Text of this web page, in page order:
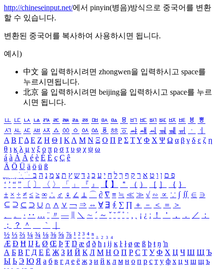
http://chineseinput.net/에서 pinyin(병음)방식으로 중국어를 변환
할 수 있습니다.
변환된 중국어를 복사하여 사용하시면 됩니다.
예시)
中文 을 입력하시려면 zhongwen을 입력하시고 space를
누르시면됩니다.
北京 을 입력하시려면 beijing을 입력하시고 space를 누르
시면 됩니다.
ㅥ ㅦ ㅧ ㅨ ㅩ ㅪ ㅫ ㅬ ㅭ ㅮ ㅯ ㅰ ㅱ ㅲ ㅳ ㅴ ㅵ ㅶ ㅷ ㅸ
ㅹ
ㅺ ㅻ ㅼ ㅽ ㅾ ㅿ ㆀ ㆁ ㆂ ㆃ ㆄ ㆅ ㆆ ㆇ ㆈ ㆉ ㆊ ㆋ ㆌ ㆍ
ㆎ
Α Β ΓΔ Ε Ζ Η Θ Ι ΚΛ Μ Ν Ξ Ο Π Ρ Σ ΤΥ Φ Χ Ψ Ω α β γ δ ε ζ η
θ ι κ λ μ ν ξ ο π ρ σ τ υ φ χ ψ ω
á à Á À é è É È ç Ç ê
Ä Ö Ü ä ö ü ß
ִֶֹ ֻּ ׁׂ פ ם ן ו ט א ר ק ף ך ל ח י ע כ ג ד ש ץ ת צ מ נ ה ב
‘ ’ “ ” 〔 〕 〈 〉 「 」 『 』 【 】 ＂ （ ） ［ ］ ｛ ｝
± × ÷ ≠ ≤ ≥ ∞ ∴ ♂ ♀ ∠ ⊥ ⌒ ∂ ∇ ≡ ≒ ≪ ≫ √ ∽ ∝ ∵ ∫ ∬ ∈ ∋
⊆ ⊇ ⊂ ⊃ ∪ ∩ ∧ ∨ ￢ ⇒ ⇔ ∀ ∃ ∮ ∑ ∏ ＋ － ＜ ＝
＞
、
。 · ‥ … ¨ 〃 ― ＼ ∼ ´ ～ ˇ ˘ ˝ ˚ ˙ ¸ ¡ ¿ ː ！ ＇ ， ． ／
：
；
？ ＾ ｀
½ ⅓ ⅔ ¼ ¾ ⅛ ⅜ ⅝ ⅞ ¹ ² ³ ⁴ ⁿ ₁ ₂ ₃ ₄
Æ Ð Ħ Ĳ Ł Ø Œ Þ Ŧ Ŋ æ đ ð ħ ı ĳ ĸ ŀ ł ø œ ß þ ŧ ŋ ŉ
А Б В Г Д Е Ё Ж З И Й К Л М Н О П Р С Т У Ф Х Ц Ч Ш Щ Ъ
Ы Ь Э Ю Я а б в г д е ё ж з и й к л м н о п р с т у ф х ц ч ш щ ъ